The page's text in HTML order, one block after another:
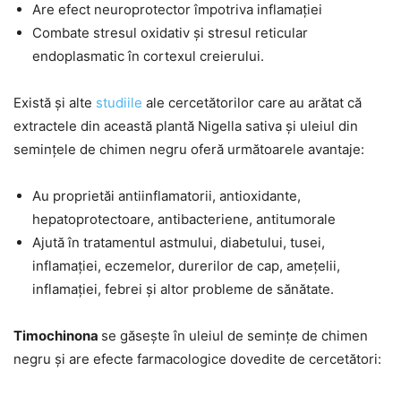
Are efect neuroprotector împotriva inflamației
Combate stresul oxidativ și stresul reticular
endoplasmatic în cortexul creierului.
Există și alte studiile ale cercetătorilor care au arătat că
extractele din această plantă Nigella sativa și uleiul din
semințele de chimen negru oferă următoarele avantaje:
Au proprietăi antiinflamatorii, antioxidante,
hepatoprotectoare, antibacteriene, antitumorale
Ajută în tratamentul astmului, diabetului, tusei,
inflamației, eczemelor, durerilor de cap, amețelii,
inflamației, febrei și altor probleme de sănătate.
Timochinona se găsește în uleiul de semințe de chimen
negru și are efecte farmacologice dovedite de cercetători: